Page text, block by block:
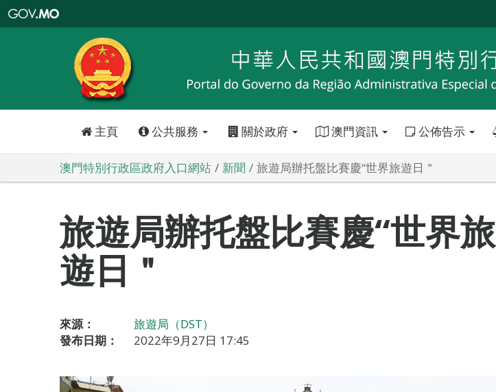
特
政
區
政
口
主頁 公共服務 關於政府 澳門資訊 公佈告示
澳門特別行政區政府入口網站 新聞 旅遊局辦托盤比賽慶“世界旅遊日＂
旅遊局辦托盤比賽慶“世界旅
遊日＂
來源：
旅遊局（DST）
發布日期：
2022年9月27日 17:45